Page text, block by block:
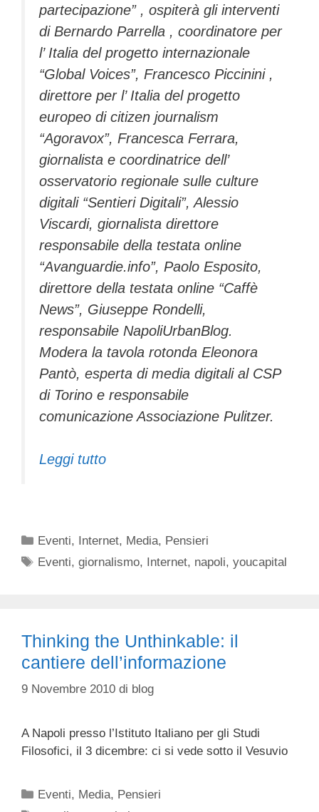
partecipazione” , ospiterà gli interventi
di Bernardo Parrella , coordinatore per
l’ Italia del progetto internazionale
“Global Voices”, Francesco Piccinini ,
direttore per l’ Italia del progetto
europeo di citizen journalism
“Agoravox”, Francesca Ferrara,
giornalista e coordinatrice dell’
osservatorio regionale sulle culture
digitali “Sentieri Digitali”, Alessio
Viscardi, giornalista direttore
responsabile della testata online
“Avanguardie.info”, Paolo Esposito,
direttore della testata online “Caffè
News”, Giuseppe Rondelli,
responsabile NapoliUrbanBlog.
Modera la tavola rotonda Eleonora
Pantò, esperta di media digitali al CSP
di Torino e responsabile
comunicazione Associazione Pulitzer.
Leggi tutto
Categorie
Eventi, Internet, Media, Pensieri
Tag
Eventi,giornalismo, Internet, napoli,youcapital
Thinking the Unthinkable: il
cantiere dell’informazione
9 Novembre 2010 di blog
A Napoli presso l’Istituto Italiano per gli Studi
Filosofici, il 3 dicembre: ci si vede sotto il Vesuvio
Categorie
Eventi, Media, Pensieri